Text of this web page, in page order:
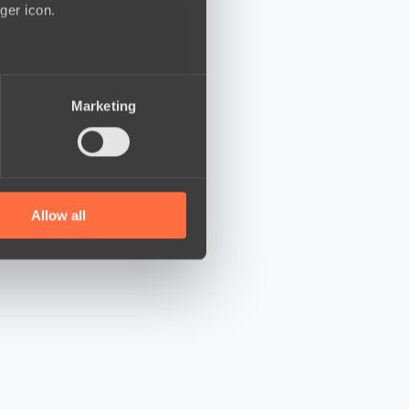
icon.
who may combine it with
Marketing
Allow all